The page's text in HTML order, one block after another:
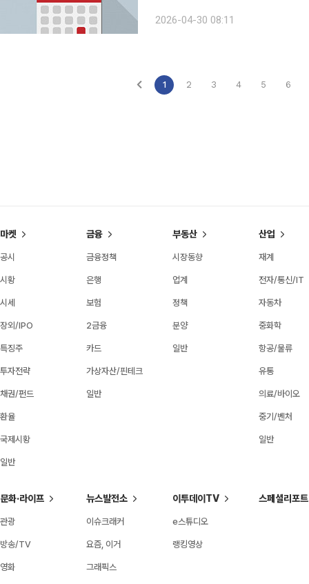
우시스, 크래프톤, 한온시스템, 삼성
2026-04-30 08:11
1 2 3 4 5 6
마켓
공시
시황
시세
장외/IPO
특징주
투자전략
채권/펀드
환율
국제시황
일반
금융
금융정책
은행
보험
2금융
카드
가상자산/핀테크
일반
부동산
시장동향
업계
정책
분양
일반
산업
재계
전자/통신/IT
자동차
중화학
항공/물류
유통
의료/바이오
중기/벤처
일반
문화·라이프
관광
방송/TV
영화
뉴스발전소
이슈크래커
요즘, 이거
그래픽스
이투데이TV
e스튜디오
랭킹영상
스페셜리포트